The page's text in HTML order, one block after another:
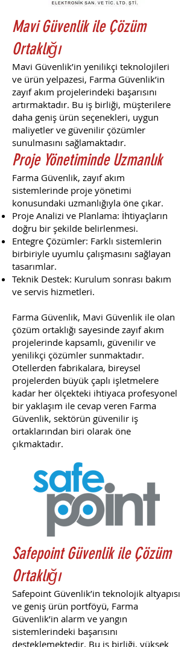
Mavi Güvenlik ile Çözüm
Ortaklığı
Mavi Güvenlik’in yenilikçi teknolojileri
ve ürün yelpazesi, Farma Güvenlik’in
zayıf akım projelerindeki başarısını
artırmaktadır. Bu iş birliği, müşterilere
daha geniş ürün seçenekleri, uygun
maliyetler ve güvenilir çözümler
sunulmasını sağlamaktadır.
Proje Yönetiminde Uzmanlık
Farma Güvenlik, zayıf akım
sistemlerinde proje yönetimi
konusundaki uzmanlığıyla öne çıkar.
Proje Analizi ve Planlama: İhtiyaçların
doğru bir şekilde belirlenmesi.
Entegre Çözümler: Farklı sistemlerin
birbiriyle uyumlu çalışmasını sağlayan
tasarımlar.
Teknik Destek: Kurulum sonrası bakım
ve servis hizmetleri.
Farma Güvenlik, Mavi Güvenlik ile olan
çözüm ortaklığı sayesinde zayıf akım
projelerinde kapsamlı, güvenilir ve
yenilikçi çözümler sunmaktadır.
Otellerden fabrikalara, bireysel
projelerden büyük çaplı işletmelere
kadar her ölçekteki ihtiyaca profesyonel
bir yaklaşım ile cevap veren Farma
Güvenlik, sektörün güvenilir iş
ortaklarından biri olarak öne
çıkmaktadır.
Safepoint Güvenlik ile Çözüm
Ortaklığı
Safepoint Güvenlik’in teknolojik altyapısı
ve geniş ürün portföyü, Farma
Güvenlik’in alarm ve yangın
sistemlerindeki başarısını
desteklemektedir. Bu iş birliği, yüksek